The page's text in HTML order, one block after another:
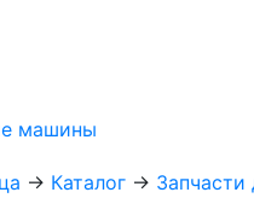
машины
→ Каталог → Запчасти